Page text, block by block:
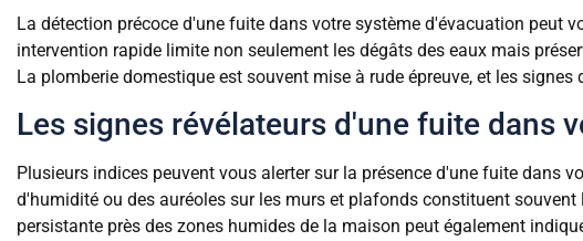
La détection précoce d'une fuite dans votre système d'évacuation peut
intervention rapide limite non seulement les dégâts des eaux mais
La plomberie domestique est souvent mise à rude épreuve, et les
Les signes révélateurs d'une fuite dans
Plusieurs indices peuvent vous alerter sur la présence d'une fuite dans
d'humidité ou des auréoles sur les murs et plafonds constituent souvent
persistante près des zones humides de la maison peut également